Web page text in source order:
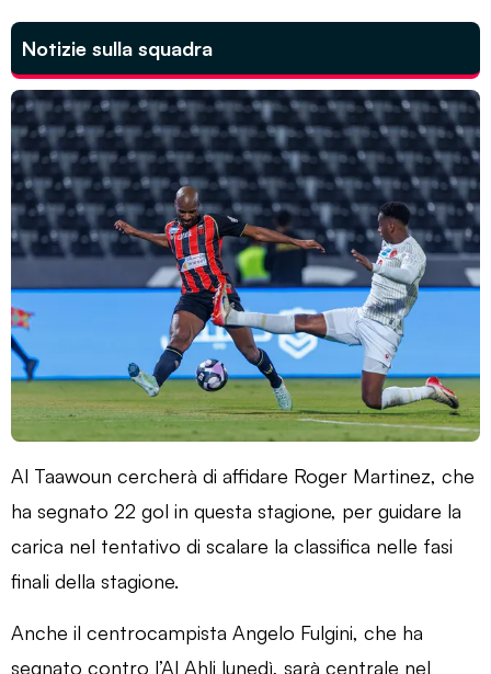
Notizie sulla squadra
Al Taawoun cercherà di affidare Roger Martinez, che
ha segnato 22 gol in questa stagione, per guidare la
carica nel tentativo di scalare la classifica nelle fasi
finali della stagione.
Anche il centrocampista Angelo Fulgini, che ha
segnato contro l’Al Ahli lunedì, sarà centrale nel